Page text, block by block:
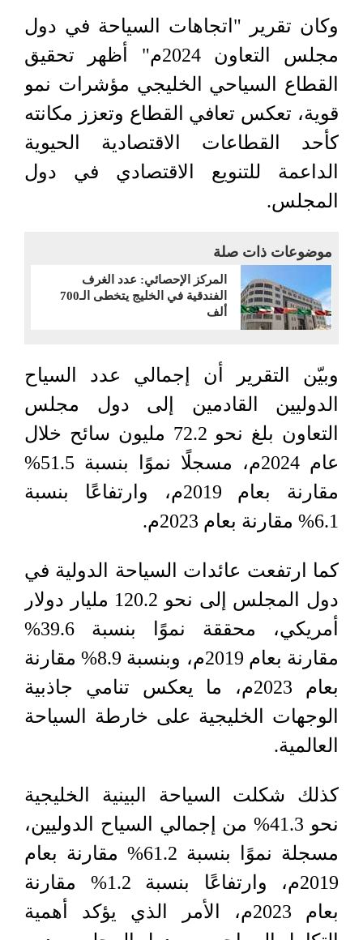
وكان تقرير "اتجاهات السياحة في دول
مجلس التعاون 2024م" أظهر تحقيق
القطاع السياحي الخليجي مؤشرات نمو
قوية، تعكس تعافي القطاع وتعزز مكانته
كأحد القطاعات الاقتصادية الحيوية
الداعمة للتنويع الاقتصادي في دول
المجلس.
موضوعات ذات صلة
المركز الإحصائي: عدد الغرف
الفندقية في الخليج يتخطى الـ700
ألف
وبيّن التقرير أن إجمالي عدد السياح
الدوليين القادمين إلى دول مجلس
التعاون بلغ نحو 72.2 مليون سائح خلال
عام 2024م، مسجلًا نموًا بنسبة 51.5%
مقارنة بعام 2019م، وارتفاعًا بنسبة
6.1% مقارنة بعام 2023م.
كما ارتفعت عائدات السياحة الدولية في
دول المجلس إلى نحو 120.2 مليار دولار
أمريكي، محققة نموًا بنسبة 39.6%
مقارنة بعام 2019م، وبنسبة 8.9% مقارنة
بعام 2023م، ما يعكس تنامي جاذبية
الوجهات الخليجية على خارطة السياحة
العالمية.
كذلك شكلت السياحة البينية الخليجية
نحو 41.3% من إجمالي السياح الدوليين،
مسجلة نموًا بنسبة 61.2% مقارنة بعام
2019م، وارتفاعًا بنسبة 1.2% مقارنة
بعام 2023م، الأمر الذي يؤكد أهمية